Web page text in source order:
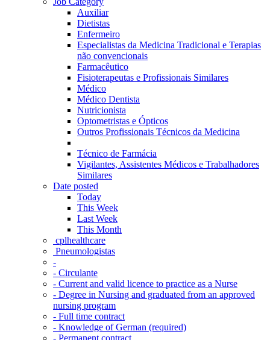
Auxiliar
Dietistas
Enfermeiro
Especialistas da Medicina Tradicional e Terapias
não convencionais
Farmacêutico
Fisioterapeutas e Profissionais Similares
Médico
Médico Dentista
Nutricionista
Optometristas e Ópticos
Outros Profissionais Técnicos da Medicina
Técnico de Farmácia
Vigilantes, Assistentes Médicos e Trabalhadores
Similares
Date posted
Today
This Week
Last Week
This Month
‎ cplhealthcare‬
Pneumologistas
-
- Circulante
- Current and valid licence to practice as a Nurse
- Degree in Nursing and graduated from an approved
nursing program
- Full time contract
- Knowledge of German (required)
- Permanent contract